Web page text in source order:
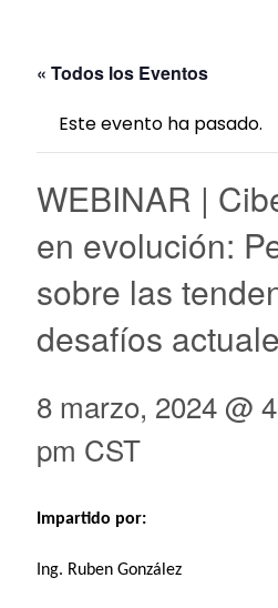
« Todos los Eventos
Este evento ha pasado.
WEBINAR |
en evolución:
sobre las
desafíos
8 marzo, 2024 @
pm CST
Impartido por:
Ing. Ruben González